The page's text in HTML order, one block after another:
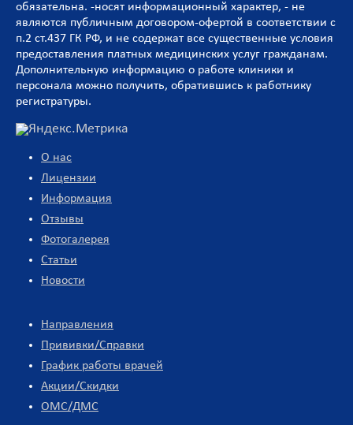
обязательна. -носят информационный характер, - не
являются публичным договором-офертой в соответствии с
п.2 ст.437 ГК РФ, и не содержат все существенные условия
предоставления платных медицинских услуг гражданам.
Дополнительную информацию о работе клиники и
персонала можно получить, обратившись к работнику
регистратуры.
О нас
Лицензии
Информация
Отзывы
Фотогалерея
Статьи
Новости
Направления
Прививки/Справки
График работы врачей
Акции/Скидки
ОМС/ДМС